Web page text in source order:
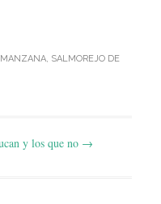
MANZANA SALMOREJO DE
y los que no →